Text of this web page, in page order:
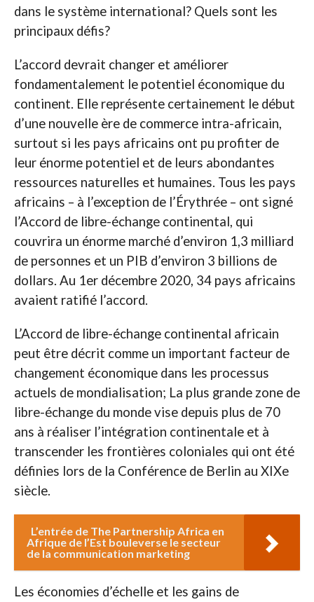
dans le système international? Quels sont les
principaux défis?
L’accord devrait changer et améliorer
fondamentalement le potentiel économique du
continent. Elle représente certainement le début
d’une nouvelle ère de commerce intra-africain,
surtout si les pays africains ont pu profiter de
leur énorme potentiel et de leurs abondantes
ressources naturelles et humaines. Tous les pays
africains – à l’exception de l’Érythrée – ont signé
l’Accord de libre-échange continental, qui
couvrira un énorme marché d’environ 1,3 milliard
de personnes et un PIB d’environ 3 billions de
dollars. Au 1er décembre 2020, 34 pays africains
avaient ratifié l’accord.
L’Accord de libre-échange continental africain
peut être décrit comme un important facteur de
changement économique dans les processus
actuels de mondialisation; La plus grande zone de
libre-échange du monde vise depuis plus de 70
ans à réaliser l’intégration continentale et à
transcender les frontières coloniales qui ont été
définies lors de la Conférence de Berlin au XIXe
siècle.
L’entrée de The Partnership Africa en
Afrique de l’Est bouleverse le secteur
de la communication marketing
Les économies d’échelle et les gains de